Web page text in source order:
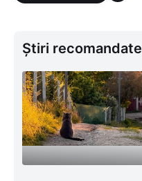
Știri recomandate